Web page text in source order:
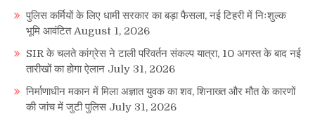
पुलिस कर्मियों के लिए धामी सरकार का बड़ा फैसला, नई टिहरी में निःशुल्क
भूमि आवंटित August 1, 2026
SIR के चलते कांग्रेस ने टाली परिवर्तन संकल्प यात्रा, 10 अगस्त के बाद नई
तारीखों का होगा ऐलान July 31, 2026
निर्माणाधीन मकान में मिला अज्ञात युवक का शव, शिनाख्त और मौत के कारणों
की जांच में जुटी पुलिस July 31, 2026